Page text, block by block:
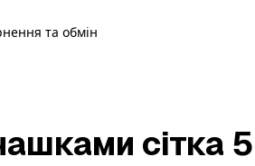
та обмін
сітка